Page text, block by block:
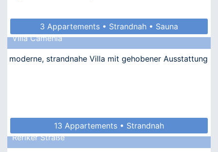
3 Appartements • Strandnah • Sauna
Villa Camenia
moderne, strandnahe Villa mit gehobener Ausstattung
13 Appartements • Strandnah
Reriker Straße